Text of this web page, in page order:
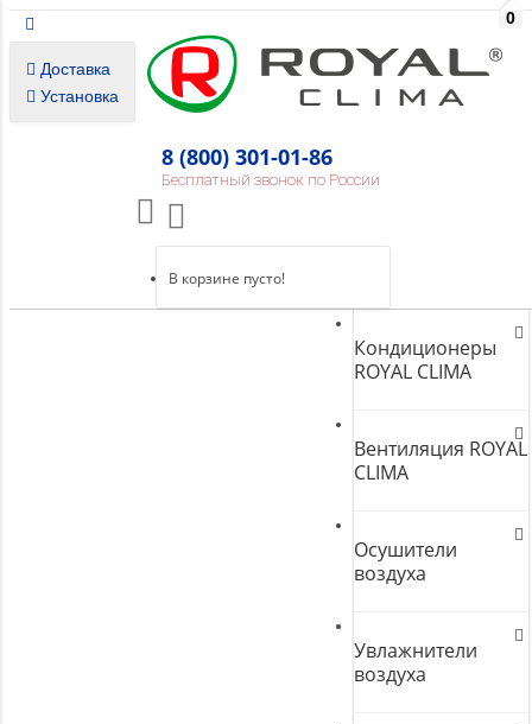
Доставка
Установка
8 (800) 301-01-86
Бесплатный звонок по России
0
В корзине пусто!
Кондиционеры
ROYAL CLIMA
Вентиляция ROYAL
CLIMA
Осушители
воздуха
Увлажнители
воздуха